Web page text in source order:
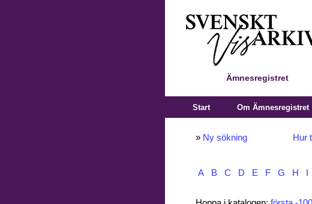
Ämnesregistret
Start Om Ämnesregistret
» Ny sökning Hur
A B C D E F G H